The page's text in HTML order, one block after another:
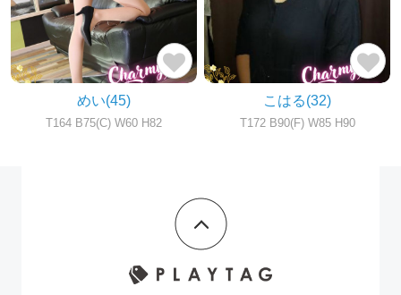
めい(45)
T164 B75(C) W60 H82
こはる(32)
T172 B90(F) W85 H90